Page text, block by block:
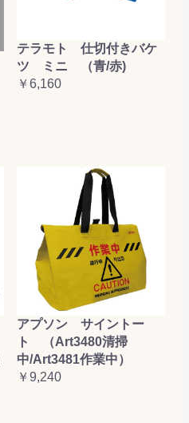
テラモト 仕切付きバケ
ツ ミニ （青/赤)
￥6,160
アプソン サイントー
ト （Art3480清掃
中/Art3481作業中）
￥9,240